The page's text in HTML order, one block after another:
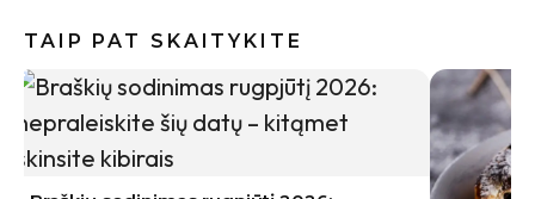
TAIP PAT SKAITYKITE